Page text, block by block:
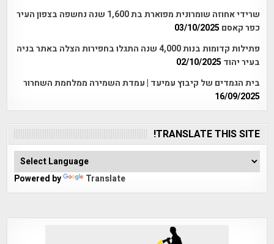
שרידי אחוזה שומרונית מפוארת בת 1,600 שנה נחשפה בצפון העיר
כפר קאסם 03/10/2025
פתילות קדומות בנות 4,000 שנה התגלו בחפירות הצלה באתר בניה
בעיר יהוד 02/10/2025
בית הגמדים של קיבוץ עמיעד | עמדת השמירה ממלחמת השחרור
16/09/2025
TRANSLATE THIS SITE!
Powered by Translate